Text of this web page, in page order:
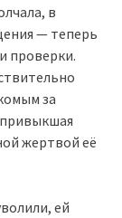
в
— теперь
проверки.
за
жертвой её
ей